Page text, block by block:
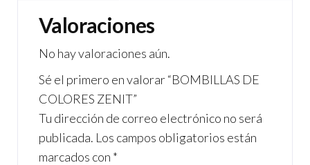
b
o
o
k
a
m
s
A
p
p
Valoraciones
No hay valoraciones aún.
Sé el primero en valorar “BOMBILLAS DE
COLORES ZENIT”
Tu dirección de correo electrónico no será
publicada. Los campos obligatorios están
marcados con *